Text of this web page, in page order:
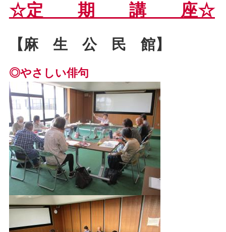
☆定 期 講 座☆
【麻 生 公 民 館】
◎やさしい俳句